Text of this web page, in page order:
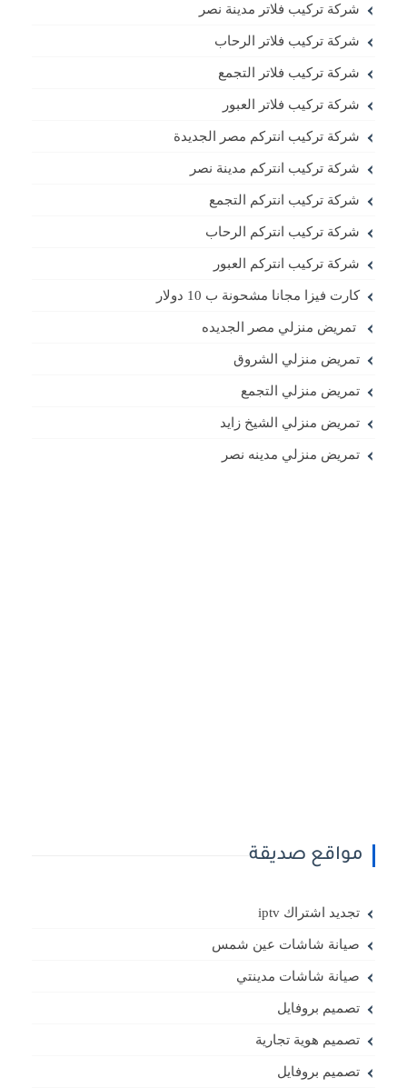
شركة تركيب فلاتر مدينة نصر
شركة تركيب فلاتر الرحاب
شركة تركيب فلاتر التجمع
شركة تركيب فلاتر العبور
شركة تركيب انتركم مصر الجديدة
شركة تركيب انتركم مدينة نصر
شركة تركيب انتركم التجمع
شركة تركيب انتركم الرحاب
شركة تركيب انتركم العبور
كارت فيزا مجانا مشحونة ب 10 دولار
تمريض منزلي مصر الجديده
تمريض منزلي الشروق
تمريض منزلي التجمع
تمريض منزلي الشيخ زايد
تمريض منزلي مدينه نصر
مواقع صديقة
تجديد اشتراك iptv
صيانة شاشات عين شمس
صيانة شاشات مدينتي
تصميم بروفايل
تصميم هوية تجارية
تصميم بروفايل